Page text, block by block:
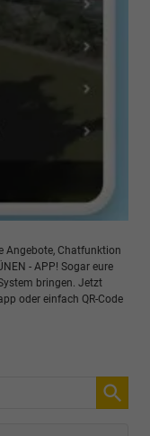
Angebote, Chatfunktion
- APP! Sogar eure
bringen. Jetzt
oder einfach QR-Code